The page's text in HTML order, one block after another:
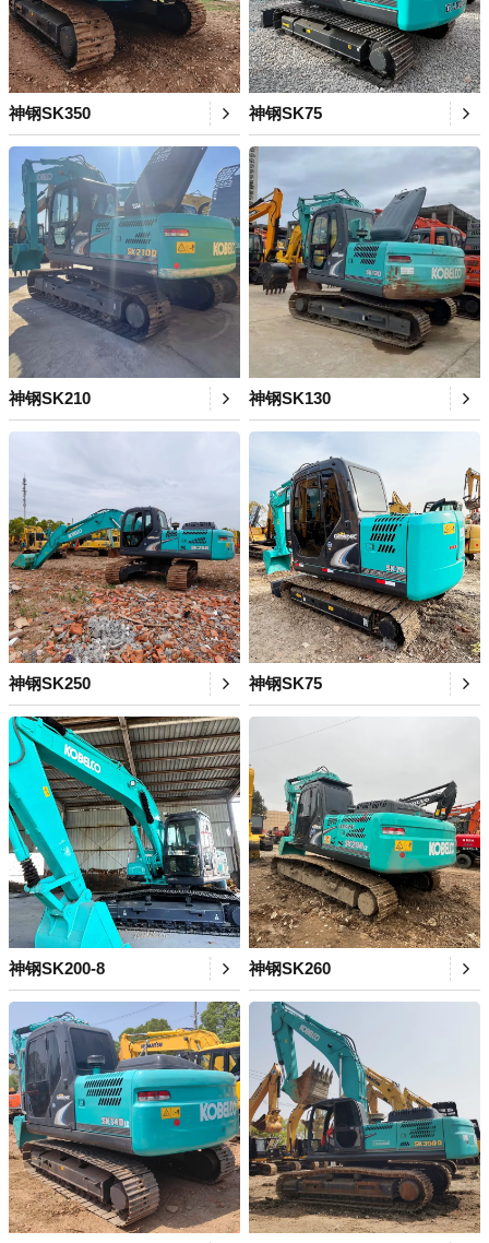
神钢SK350 神钢SK75
神钢SK210 神钢SK130
神钢SK250 神钢SK75
神钢SK200-8 神钢SK260